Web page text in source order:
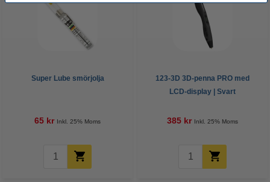
Super Lube smörjolja
65 kr Inkl. 25% Moms
123-3D 3D-penna PRO med
LCD-display | Svart
385 kr Inkl. 25% Moms